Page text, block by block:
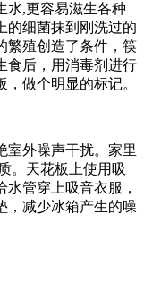
水,更容易滋生各种
的细菌抹到刚洗过的
繁殖创造了条件，筷
食后，用消毒剂进行
做个明显的标记。
室外噪声干扰。家里
。天花板上使用吸
管穿上吸音衣服，
，减少冰箱产生的噪